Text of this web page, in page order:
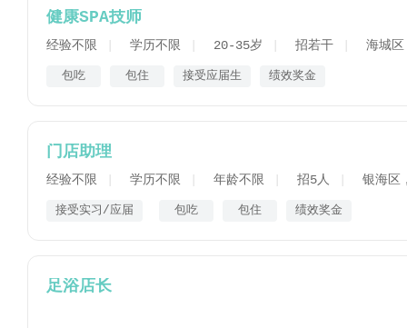
健康SPA技师
经验不限 学历不限 20-35岁 招若干 海城
包吃 包住 接受应届生 绩效奖金
门店助理
经验不限 学历不限 年龄不限 招5人 银海区
接受实习/应届 包吃 包住 绩效奖金
足浴店长